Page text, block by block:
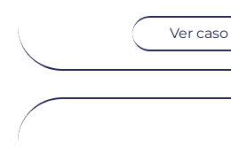
Ver caso